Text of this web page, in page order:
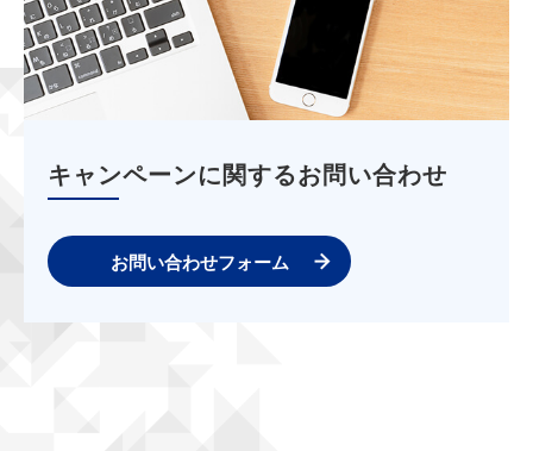
キャンペーンに関するお問い合わせ
お問い合わせフォーム